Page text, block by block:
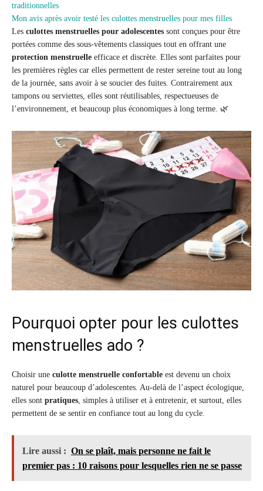
traditionnelles
Mon avis après avoir testé les culottes menstruelles pour mes filles
Les culottes menstruelles pour adolescentes sont conçues pour être
portées comme des sous-vêtements classiques tout en offrant une
protection menstruelle efficace et discrète. Elles sont parfaites pour
les premières règles car elles permettent de rester sereine tout au long
de la journée, sans avoir à se soucier des fuites. Contrairement aux
tampons ou serviettes, elles sont réutilisables, respectueuses de
l’environnement, et beaucoup plus économiques à long terme. 🌿
Pourquoi opter pour les culottes
menstruelles ado ?
Choisir une culotte menstruelle confortable est devenu un choix
naturel pour beaucoup d’adolescentes. Au-delà de l’aspect écologique,
elles sont pratiques, simples à utiliser et à entretenir, et surtout, elles
permettent de se sentir en confiance tout au long du cycle.
Lire aussi : On se plaît, mais personne ne fait le
premier pas : 10 raisons pour lesquelles rien ne se passe